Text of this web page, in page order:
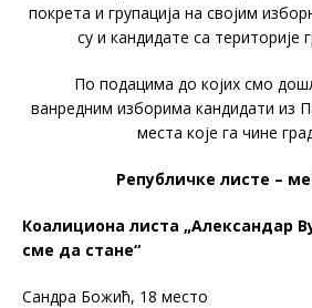
покрета и групација на својим
су и кандидате са територије
По подацима до којих смо
ванредним изборима кандидати из
места које га чине
Републичке листе –
Коалициона листа „Александар
сме да стане“
Сандра Божић, 18 место